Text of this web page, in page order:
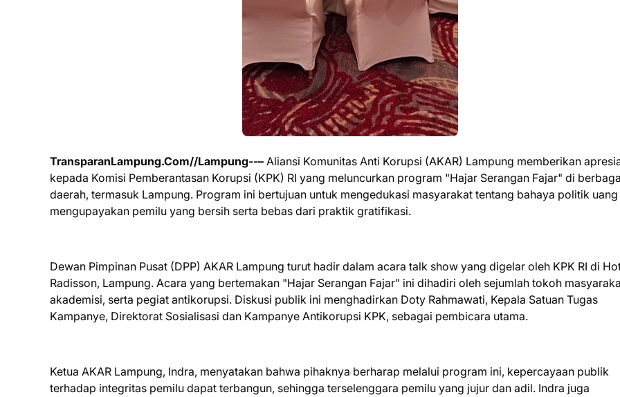
TransparanLampung.Com//Lampung--– Aliansi Komunitas Anti Korupsi (AKAR) Lampung memberikan
kepada Komisi Pemberantasan Korupsi (KPK) RI yang meluncurkan program "Hajar Serangan Fajar" di
daerah, termasuk Lampung. Program ini bertujuan untuk mengedukasi masyarakat tentang bahaya politik
mengupayakan pemilu yang bersih serta bebas dari praktik gratifikasi.
Dewan Pimpinan Pusat (DPP) AKAR Lampung turut hadir dalam acara talk show yang digelar oleh KPK RI di
Radisson, Lampung. Acara yang bertemakan "Hajar Serangan Fajar" ini dihadiri oleh sejumlah tokoh
akademisi, serta pegiat antikorupsi. Diskusi publik ini menghadirkan Doty Rahmawati, Kepala Satuan Tugas
Kampanye, Direktorat Sosialisasi dan Kampanye Antikorupsi KPK, sebagai pembicara utama.
Ketua AKAR Lampung, Indra, menyatakan bahwa pihaknya berharap melalui program ini, kepercayaan publik
terhadap integritas pemilu dapat terbangun, sehingga terselenggara pemilu yang jujur dan adil. Indra juga